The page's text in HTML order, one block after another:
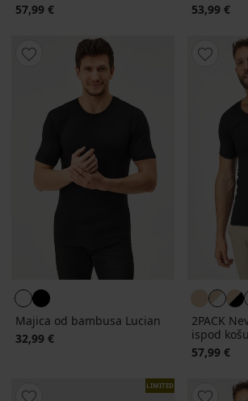
57,99 €
53,99 €
Majica od bambusa Lucian
32,99 €
2PACK
ispod
57,99 €
LIMITED